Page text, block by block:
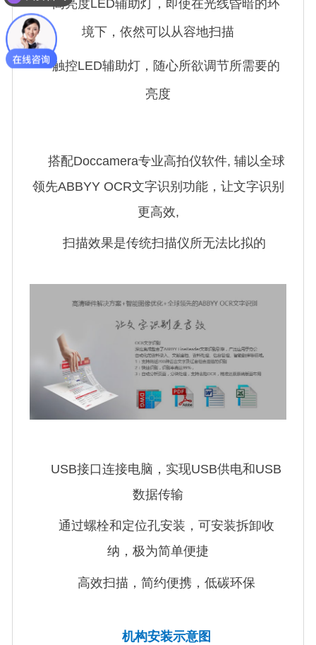
高亮度LED辅助灯，即使在光线昏暗的环
境下，依然可以从容地扫描
触控LED辅助灯，随心所欲调节所需要的
亮度
搭配Doccamera专业高拍仪软件, 辅以全球
领先ABBYY OCR文字识别功能，让文字识别
更高效,
扫描效果是传统扫描仪所无法比拟的
USB接口连接电脑，实现USB供电和USB
数据传输
通过螺栓和定位孔安装，可安装拆卸收
纳，极为简单便捷
高效扫描，简约便携，低碳环保
机构安装示意图